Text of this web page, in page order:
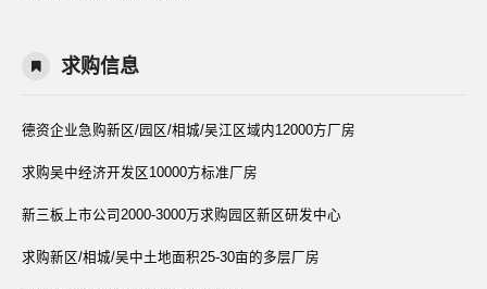
求购信息
德资企业急购新区/园区/相城/吴江区域内12000方厂房
求购吴中经济开发区10000方标准厂房
新三板上市公司2000-3000万求购园区新区研发中心
求购新区/相城/吴中土地面积25-30亩的多层厂房